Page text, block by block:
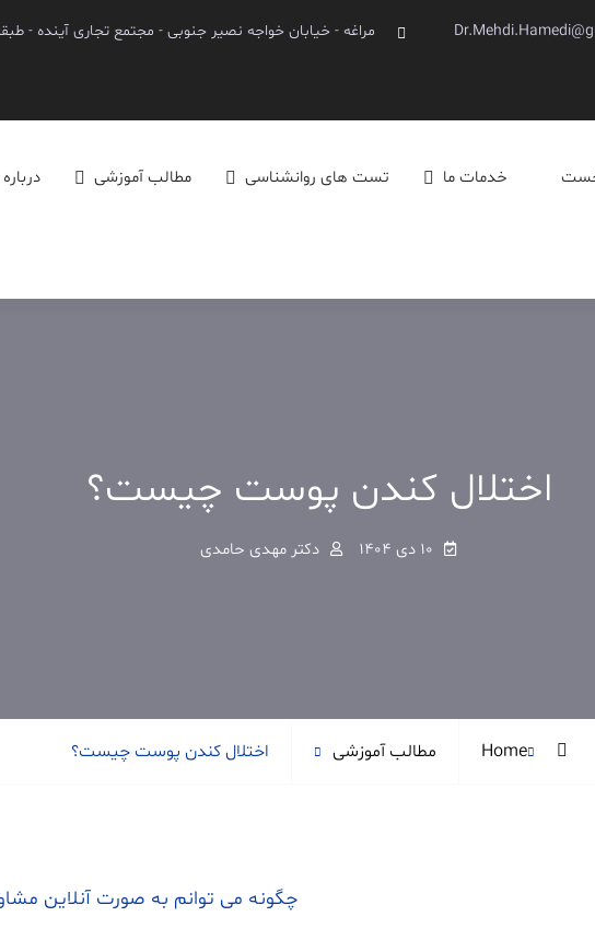
مراغه - خیابان خواجه نصیر جنوبی - مجتمع تجاری آینده - طبقه 5 -
خدمات ما تست های روانشناسی مطالب آموزشی
اختلال کندن پوست چیست؟
10 دی 1404 دکتر مهدی حامدی
Home مطالب آموزشی اختلال کندن پوست چیست؟
چگونه می توانم به صورت آنلاین